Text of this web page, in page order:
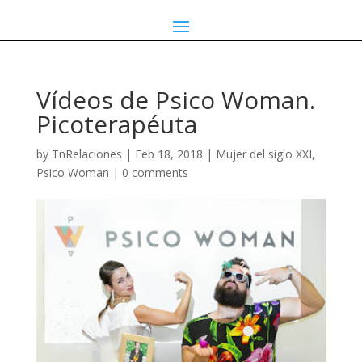
Vídeos de Psico Woman.
Picoterapéuta
by TnRelaciones | Feb 18, 2018 | Mujer del siglo XXI,
Psico Woman | 0 comments